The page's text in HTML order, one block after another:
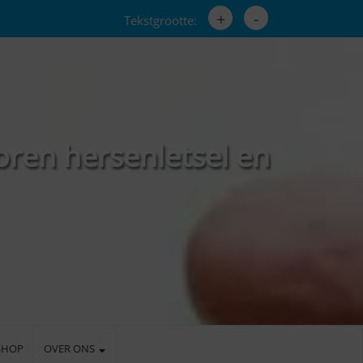
Tekstgrootte: + -
hersenletsel en
OVER ONS